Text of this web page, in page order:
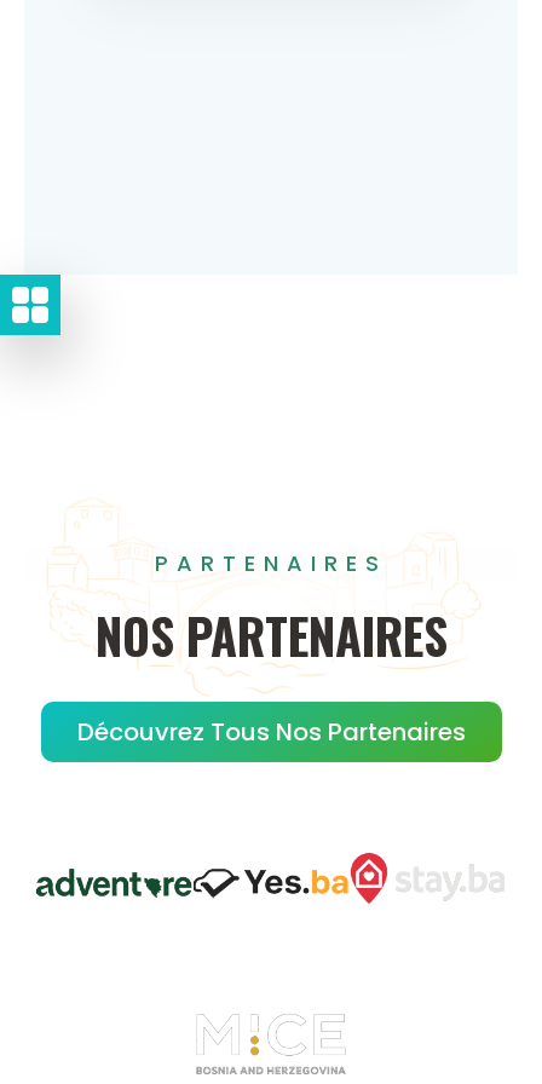
PARTENAIRES
NOS PARTENAIRES
Découvrez Tous Nos Partenaires